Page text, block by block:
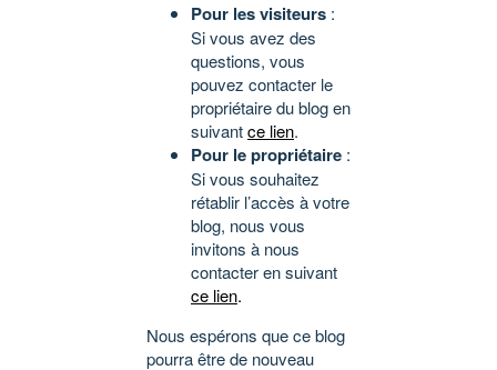
Pour les visiteurs :
Si vous avez des
questions, vous
pouvez contacter le
propriétaire du blog en
suivantce lien.
Pour le propriétaire :
Si vous souhaitez
rétablir l’accès à votre
blog, nous vous
invitons à nous
contacter en suivant
ce lien.
Nous espérons que ce blog
pourra être de nouveau